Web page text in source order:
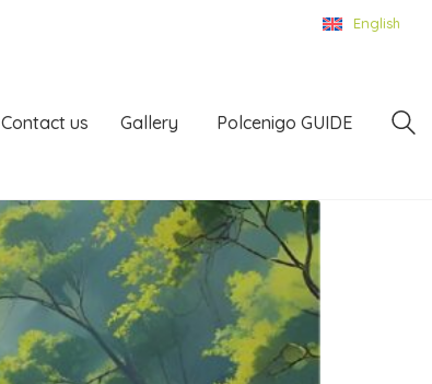
English
Contact us Gallery Polcenigo GUIDE